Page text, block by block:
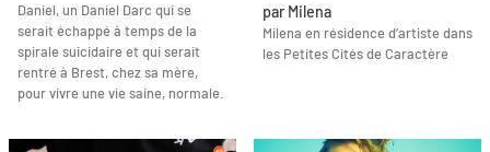
Daniel, un Daniel Darc qui se
serait échappé à temps de la
spirale suicidaire et qui serait
rentré à Brest, chez sa mère,
pour vivre une vie saine, normale.
par Milena
Milena en résidence d’artiste dans
les Petites Cités de Caractère